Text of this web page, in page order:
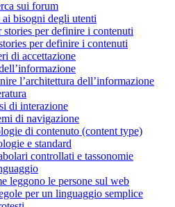
sui forum
bisogni degli utenti
stories per definire i contenuti
per definire i contenuti
di accettazione
l’architettura dell’informazione
di interazione
di navigazione
di contenuto (content type)
e standard
controllati e tassonomie
leggono le persone sul web
per un linguaggio semplice